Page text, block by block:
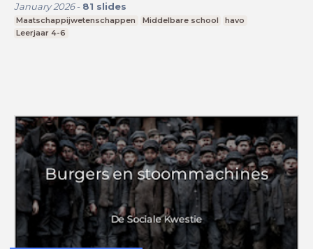
January 2026- 81 slides
Maatschappijwetenschappen Middelbare school
havo
Leerjaar 4-6